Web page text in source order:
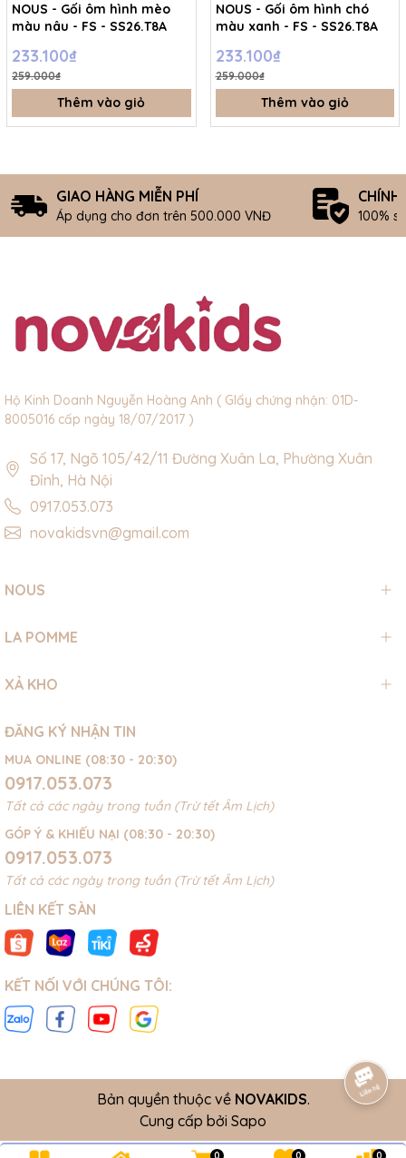
NOUS - Gối ôm hình mèo
màu nâu - FS - SS26.T8A
233.100₫
259.000₫
Thêm vào giỏ
NOUS - Gối ôm hình chó
màu xanh - FS - SS26.T8A
233.100₫
259.000₫
Thêm vào giỏ
GIAO HÀNG MIỄN PHÍ
Áp dụng cho đơn trên 500.000 VNĐ
CHÍNH
100%
Hộ Kinh Doanh Nguyễn Hoàng Anh ( GIấy chứng nhận: 01D-
8005016 cấp ngày 18/07/2017 )
Số 17, Ngõ 105/42/11 Đường Xuân La, Phường Xuân
Đỉnh, Hà Nội
0917.053.073
novakidsvn@gmail.com
NOUS
LA POMME
XẢ KHO
ĐĂNG KÝ NHẬN TIN
MUA ONLINE (08:30 - 20:30)
0917.053.073
Tất cả các ngày trong tuần (Trừ tết Âm Lịch)
GÓP Ý & KHIẾU NẠI (08:30 - 20:30)
0917.053.073
Tất cả các ngày trong tuần (Trừ tết Âm Lịch)
LIÊN KẾT SÀN
KẾT NỐI VỚI CHÚNG TÔI:
Bản quyền thuộc về NOVAKIDS.
Cung cấp bởi Sapo